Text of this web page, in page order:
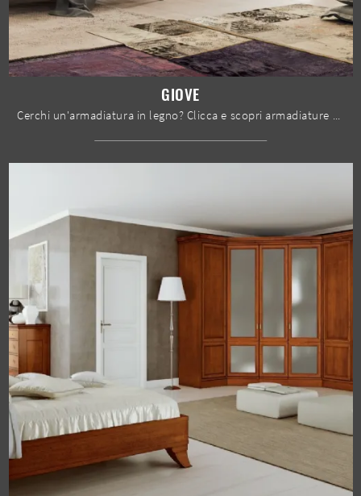
GIOVE
Cerchi un'armadiatura in legno? Clicca e scopri armadiature a muro con ante scorrevoli di Le Fablier.